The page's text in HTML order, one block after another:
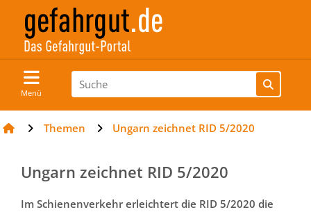
Menü
Themen Ungarn zeichnet RID 5/2020
Ungarn zeichnet RID 5/2020
Im Schienenverkehr erleichtert die RID 5/2020 die